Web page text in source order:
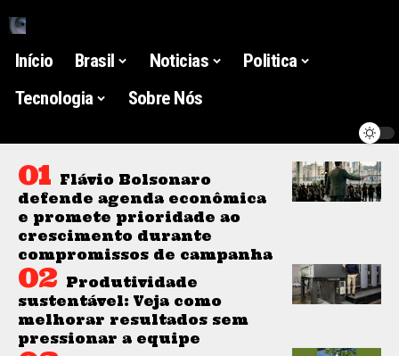
Início Brasil Noticias
Politica
Tecnologia
Sobre Nós
Flávio Bolsonaro
defende agenda econômica
e promete prioridade ao
crescimento durante
compromissos de campanha
Produtividade
sustentável: Veja como
melhorar resultados sem
pressionar a equipe